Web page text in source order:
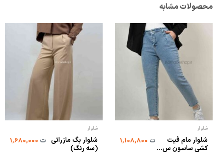
محصولات مشابه
شلوار
شلوار مام فیت
کشی ساسون س...
ت1,108,800
شلوار
شلوار بگ مازراتی
(سه رنگ)
ت1,680,000